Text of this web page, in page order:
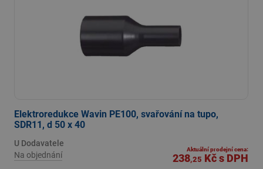
Elektroredukce Wavin PE100, svařování na tupo,
SDR11, d 50 x 40
U Dodavatele
Na objednání
Aktuální prodejní cena:
238,25 Kčs DPH